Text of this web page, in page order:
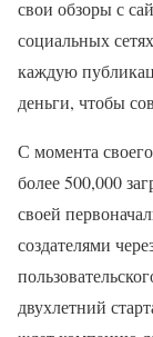
свои обзоры с
социальных
каждую
деньги, чтобы
С момента
более 500,000
своей
создателями
двухлетний